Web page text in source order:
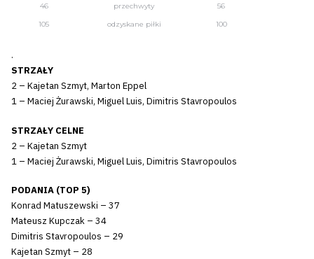
46
przechwyty
56
105
odzyskane piłki 100
.
STRZAŁY
2 – Kajetan Szmyt, Marton Eppel
1 – Maciej Żurawski, Miguel Luis, Dimitris Stavropoulos
STRZAŁY CELNE
2 – Kajetan Szmyt
1 – Maciej Żurawski, Miguel Luis, Dimitris Stavropoulos
PODANIA (TOP 5)
Konrad Matuszewski – 37
Mateusz Kupczak – 34
Dimitris Stavropoulos – 29
Kajetan Szmyt – 28